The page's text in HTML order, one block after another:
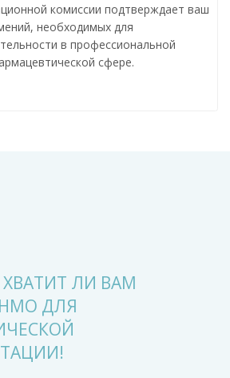
комиссии подтверждает ваш
необходимых для
в профессиональной
сфере.
ЛИ ВАМ
ДЛЯ